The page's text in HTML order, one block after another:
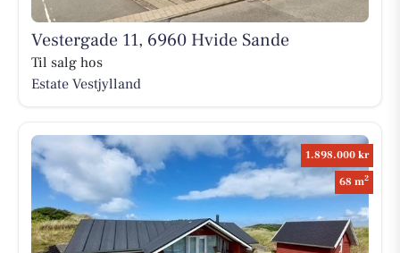
Vestergade 11, 6960 Hvide Sande
Til salg hos
Estate Vestjylland
1.898.000 kr
68 m2